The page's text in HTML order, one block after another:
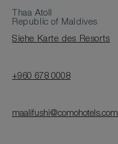
Thaa Atoll
Republic of Maldives
Siehe Karte des Resorts
+960 678 0008
maalifushi@comohotels.com